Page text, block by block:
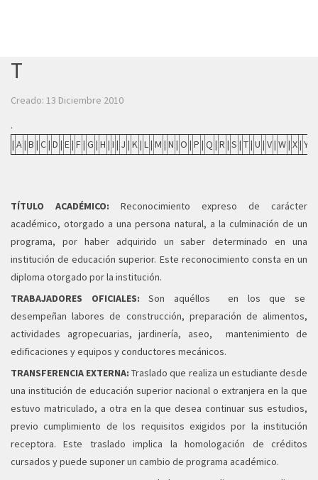
T
Creado: 13 Diciembre 2010
.
| A| B | C| D | E| F | G | H | I | J | K| L| M | N | O | P | Q | R | S | T| U | V| W| X| Y
TÍTULO ACADÉMICO: Reconocimiento expreso de carácter
académico, otorgado a una persona natural, a la culminación de un
programa, por haber adquirido un saber determinado en una
institución de educación superior. Este reconocimiento consta en un
diploma otorgado por la institución.
TRABAJADORES OFICIALES: Son aquéllos en los que se
desempeñan labores de construcción, preparación de alimentos,
actividades agropecuarias, jardinería, aseo, mantenimiento de
edificaciones y equipos y conductores mecánicos.
TRANSFERENCIA EXTERNA: Traslado que realiza un estudiante desde
una institución de educación superior nacional o extranjera en la que
estuvo matriculado, a otra en la que desea continuar sus estudios,
previo cumplimiento de los requisitos exigidos por la institución
receptora. Este traslado implica la homologación de créditos
cursados y puede suponer un cambio de programa académico.